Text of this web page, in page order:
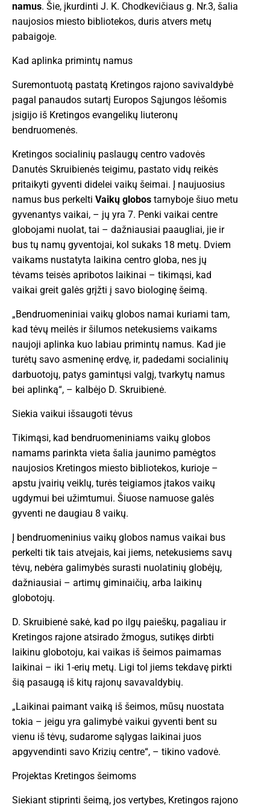
namus. Šie, įkurdinti J. K. Chodkevičiaus g. Nr.3, šalia
naujosios miesto bibliotekos, duris atvers metų
pabaigoje.
Kad aplinka primintų namus
Suremontuotą pastatą Kretingos rajono savivaldybė
pagal panaudos sutartį Europos Sąjungos lėšomis
įsigijo iš Kretingos evangelikų liuteronų
bendruomenės.
Kretingos socialinių paslaugų centro vadovės
Danutės Skruibienės teigimu, pastato vidų reikės
pritaikyti gyventi didelei vaikų šeimai. Į naujuosius
namus bus perkelti Vaikų globos tarnyboje šiuo metu
gyvenantys vaikai, – jų yra 7. Penki vaikai centre
globojami nuolat, tai – dažniausiai paaugliai, jie ir
bus tų namų gyventojai, kol sukaks 18 metų. Dviem
vaikams nustatyta laikina centro globa, nes jų
tėvams teisės apribotos laikinai – tikimąsi, kad
vaikai greit galės grįžti į savo biologinę šeimą.
„Bendruomeniniai vaikų globos namai kuriami tam,
kad tėvų meilės ir šilumos netekusiems vaikams
naujoji aplinka kuo labiau primintų namus. Kad jie
turėtų savo asmeninę erdvę, ir, padedami socialinių
darbuotojų, patys gamintųsi valgį, tvarkytų namus
bei aplinką“, – kalbėjo D. Skruibienė.
Siekia vaikui išsaugoti tėvus
Tikimąsi, kad bendruomeniniams vaikų globos
namams parinkta vieta šalia jaunimo pamėgtos
naujosios Kretingos miesto bibliotekos, kurioje –
apstu įvairių veiklų, turės teigiamos įtakos vaikų
ugdymui bei užimtumui. Šiuose namuose galės
gyventi ne daugiau 8 vaikų.
Į bendruomeninius vaikų globos namus vaikai bus
perkelti tik tais atvejais, kai jiems, netekusiems savų
tėvų, nebėra galimybės surasti nuolatinių globėjų,
dažniausiai – artimų giminaičių, arba laikinų
globotojų.
D. Skruibienė sakė, kad po ilgų paieškų, pagaliau ir
Kretingos rajone atsirado žmogus, sutikęs dirbti
laikinu globotoju, kai vaikas iš šeimos paimamas
laikinai – iki 1-erių metų. Ligi tol jiems tekdavę pirkti
šią pasaugą iš kitų rajonų savavaldybių.
„Laikinai paimant vaiką iš šeimos, mūsų nuostata
tokia – jeigu yra galimybė vaikui gyventi bent su
vienu iš tėvų, sudarome sąlygas laikinai juos
apgyvendinti savo Krizių centre“, – tikino vadovė.
Projektas Kretingos šeimoms
Siekiant stiprinti šeimą, jos vertybes, Kretingos rajono